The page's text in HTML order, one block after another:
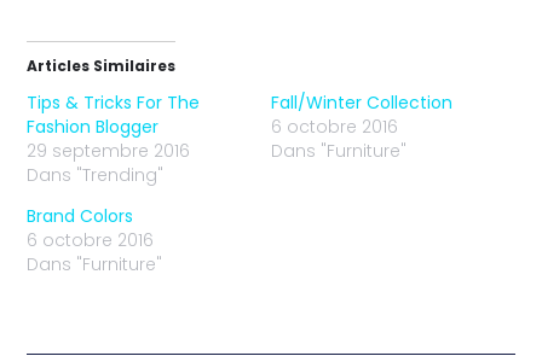
Articles Similaires
Tips & Tricks For The
Fashion Blogger
29 septembre 2016
Dans "Trending"
Fall/Winter Collection
6 octobre 2016
Dans "Furniture"
Brand Colors
6 octobre 2016
Dans "Furniture"